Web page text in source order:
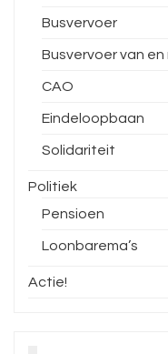
Busvervoer
Busvervoer van
CAO
Eindeloopbaan
Solidariteit
Politiek
Pensioen
Loonbarema’s
Actie!